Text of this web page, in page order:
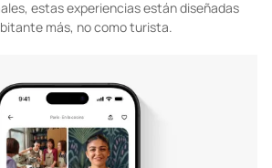
estas experiencias están diseñadas
más, no como turista.